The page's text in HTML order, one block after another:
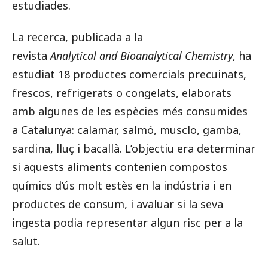
estudiades.
La recerca, publicada a la
revistaAnalytical and Bioanalytical Chemistry, ha
estudiat 18 productes comercials precuinats,
frescos, refrigerats o congelats, elaborats
amb algunes de les espècies més consumides
a Catalunya: calamar, salmó, musclo, gamba,
sardina, lluç i bacallà. L’objectiu era determinar
si aquests aliments contenien compostos
químics d’ús molt estès en la indústria i en
productes de consum, i avaluar si la seva
ingesta podia representar algun risc per a la
salut.